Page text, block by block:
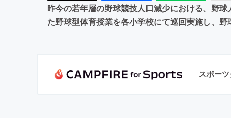
昨今の若年層の野球競技人口減少における、野
た野球型体育授業を各小学校にて巡回実施し、
スポー